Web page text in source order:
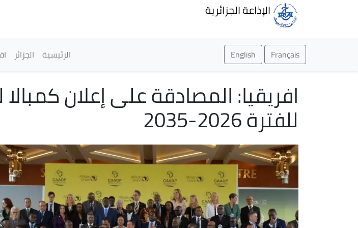
الإذاعة الجزائرية
Français
English القائمة
الرئيسية الجزائر
افريقيا: المصادقة على إعلان
للفترة 2026-2035